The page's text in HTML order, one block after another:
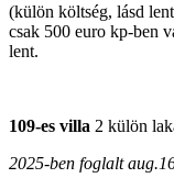
(külön költség, lásd
csak 500 euro kp-ben
lent.
109-es villa 2 külön
2025-ben foglalt